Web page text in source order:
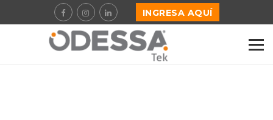
INGRESA AQUÍ